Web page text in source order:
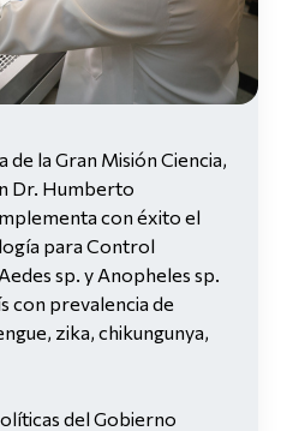
de la Gran Misión Ciencia,
Dr. Humberto
con éxito el
para Control
sp. y Anopheles sp.
con prevalencia de
zika, chikungunya,
del Gobierno